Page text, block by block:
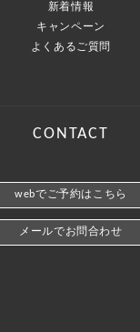
新着情報
キャンペーン
よくあるご質問
CONTACT
webでご予約はこちら
メールでお問合わせ